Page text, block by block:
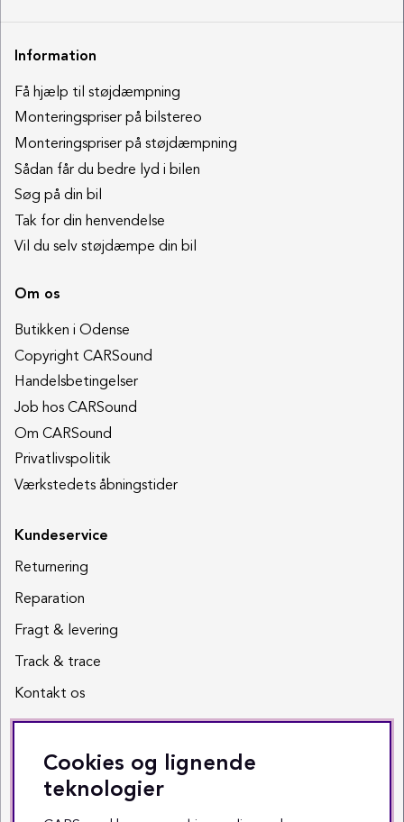
Information
Få hjælp til støjdæmpning
Monteringspriser på bilstereo
Monteringspriser på støjdæmpning
Sådan får du bedre lyd i bilen
Søg på din bil
Tak for din henvendelse
Vil du selv støjdæmpe din bil
Om os
Butikken i Odense
Copyright CARSound
Handelsbetingelser
Job hos CARSound
Om CARSound
Privatlivspolitik
Værkstedets åbningstider
Kundeservice
Returnering
Reparation
Fragt & levering
Track & trace
Kontakt os
Sociale medier
Facebook
Cookies og lignende
teknologier